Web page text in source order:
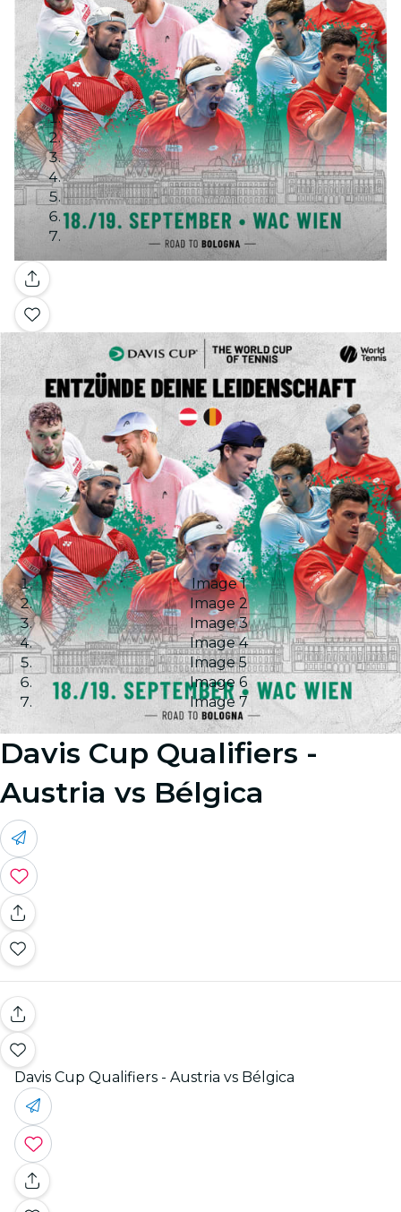
Galería
Image 1
Image 2
Image 3
Image 4
Image 5
Image 6
Image 7
Davis Cup Qualifiers -
Austria vs Bélgica
Davis Cup Qualifiers - Austria vs Bélgica